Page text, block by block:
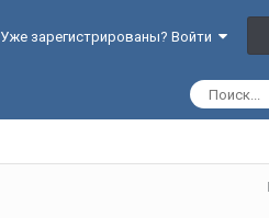
Уже зарегистрированы? Войти